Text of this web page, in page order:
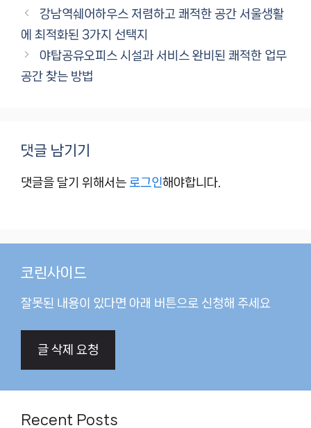
테
리
강남역쉐어하우스 저렴하고 쾌적한 공간 서울생활
에 최적화된 3가지 선택지
야탑공유오피스 시설과 서비스 완비된 쾌적한 업무
공간 찾는 방법
댓글 남기기
댓글을 달기 위해서는 로그인해야합니다.
코린사이드
잘못된 내용이 있다면 아래 버튼으로 신청해 주세요
글 삭제 요청
Recent Posts